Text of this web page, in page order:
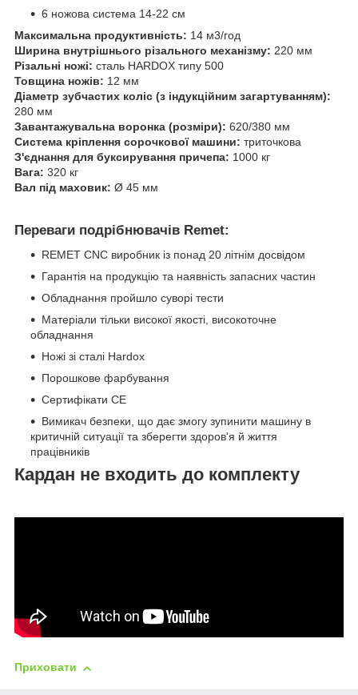
6 ножова система 14-22 см
Максимальна продуктивність: 14 м3/год
Ширина внутрішнього різального механізму: 220 мм
Різальні ножі: сталь HARDOX типу 500
Товщина ножів: 12 мм
Діаметр зубчастих коліс (з індукційним загартуванням):
280 мм
Завантажувальна воронка (розміри): 620/380 мм
Система кріплення сорочкової машини: триточкова
З'єднання для буксирування причепа: 1000 кг
Вага: 320 кг
Вал під маховик: Ø 45 мм
Переваги подрібнювачів Remet:
REMET CNC виробник із понад 20 літнім досвідом
Гарантія на продукцію та наявність запасних частин
Обладнання пройшло суворі тести
Матеріали тільки високої якості, високоточне
обладнання
Ножі зі сталі Hardox
Порошкове фарбування
Сертифікати СЕ
Вимикач безпеки, що дає змогу зупинити машину в
критичній ситуації та зберегти здоров'я й життя
працівників
Кардан не входить до комплекту
Приховати